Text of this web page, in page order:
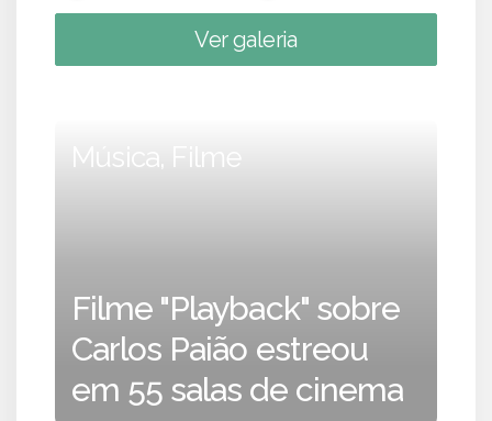
Ver galeria
Música, Filme
Filme "Playback" sobre
Carlos Paião estreou
em 55 salas de cinema